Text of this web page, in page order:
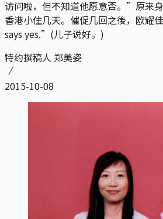
访问啦，但不知道他愿意否。”原来
香港小住几天。催促几回之後，欧耀
says yes.”(儿子说好。)
特约撰稿人 郑美姿
2015-10-08